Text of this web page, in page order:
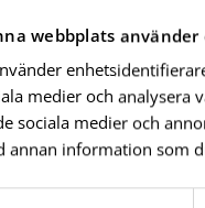
webbplats använder
medier och analysera
sociala medier och
annan information som
Karlshamn